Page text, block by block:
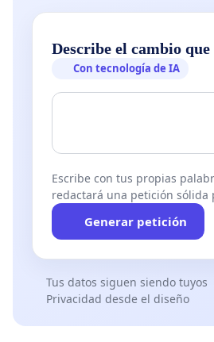
Describe el cambio
Con tecnología de IA
Escribe con tus propias
redactará una petición sólida
Generar petición
Tus datos siguen siendo tuyos
Privacidad desde el diseño